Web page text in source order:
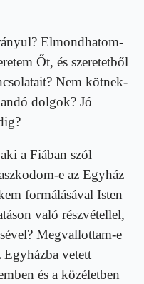
Elmondhatom-
Őt, és szeretetből
Nem kötnek-
dolgok? Jó
a Fiában szól
e az Egyház
formálásával Isten
való részvétellel,
Megvallottam-e
Egyházba vetett
és a közéletben